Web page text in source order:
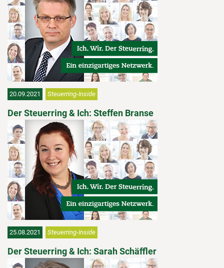
20.09.2021 Steuerring-Inside
Der Steuerring & Ich: Steffen Branse
25.08.2021 Steuerring-Inside
Der Steuerring & Ich: Sarah Schäffler